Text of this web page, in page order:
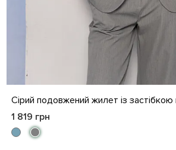
S M L XL
Сірий подовжений жилет із
1 819 грн